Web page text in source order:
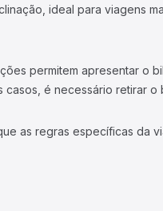
ideal para viagens
permitem apresentar o
casos, é necessário retirar
as regras específicas da